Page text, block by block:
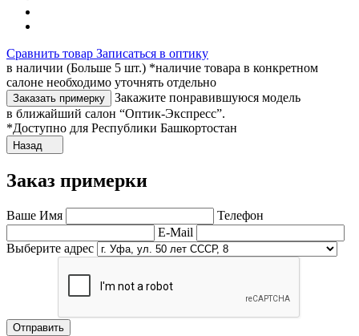
Сравнить товар Записаться в оптику
в наличии (Больше 5 шт.) *наличие товара в конкретном
салоне необходимо уточнять отдельно
Заказать примерку
Закажите понравившуюся модель
в ближайший салон “Оптик-Экспресс”.
*Доступно для Республики Башкортостан
Назад
Заказ примерки
Ваше Имя
Телефон
E-Mail
Выберите адрес
Отправить